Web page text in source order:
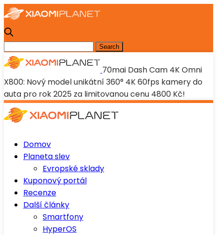
70mai Dash Cam 4K Omni
X800: Nový model unikátní 360° 4K 60fps kamery do
auta pro rok 2025 za limitovanou cenu 4800 Kč!
Domov
Planeta slev
Evropské sklady
Kuponový portál
Recenze
Další články
Smartfony
HyperOS